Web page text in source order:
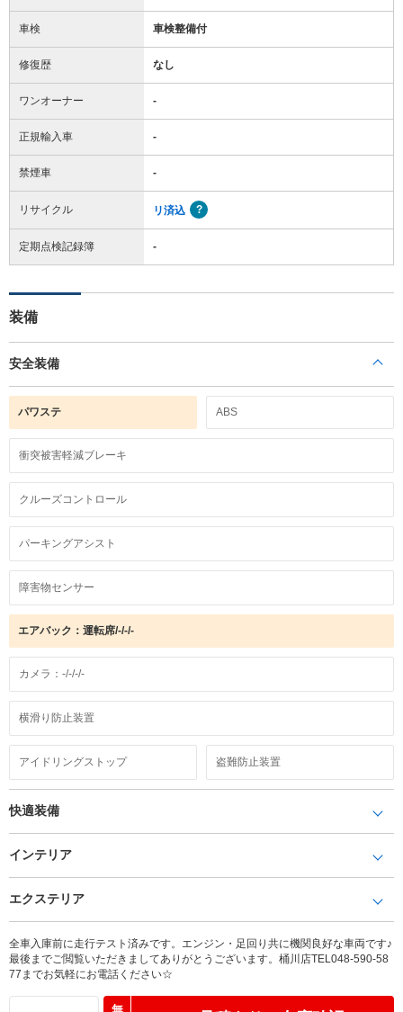
車検 車検整備付
修復歴 なし
ワンオーナー -
正規輸入車 -
禁煙車 -
リサイクル リ済込
定期点検記録簿 -
装備
安全装備
パワステ ABS
衝突被害軽減ブレーキ
クルーズコントロール
パーキングアシスト
障害物センサー
エアバック：運転席/-/-/-
カメラ：-/-/-/-
横滑り防止装置
アイドリングストップ 盗難防止装置
快適装備
インテリア
エクステリア
全車入庫前に走行テスト済みです。エンジン・足回り共に機関良好な車両です♪
最後までご閲覧いただきましてありがとうございます。桶川店TEL048-590-58
77までお気軽にお電話ください☆